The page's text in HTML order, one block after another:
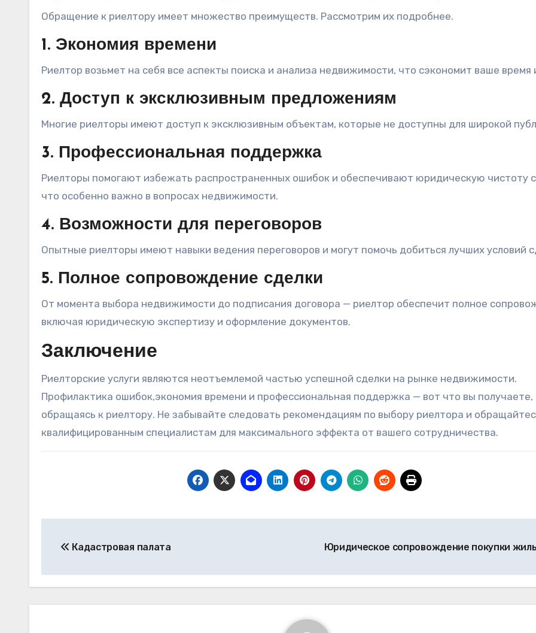
Обращение к риелтору имеет множество преимуществ. Рассмотрим их подробнее.
1. Экономия времени
Риелтор возьмет на себя все аспекты поиска и анализа недвижимости, что сэкономит ваше время
2. Доступ к эксклюзивным предложениям
Многие риелторы имеют доступ к эксклюзивным объектам, которые не доступны для широкой
3. Профессиональная поддержка
Риелторы помогают избежать распространенных ошибок и обеспечивают юридическую чистоту
что особенно важно в вопросах недвижимости.
4. Возможности для переговоров
Опытные риелторы имеют навыки ведения переговоров и могут помочь добиться лучших условий
5. Полное сопровождение сделки
От момента выбора недвижимости до подписания договора — риелтор обеспечит полное
включая юридическую экспертизу и оформление документов.
Заключение
Риелторские услуги являются неотъемлемой частью успешной сделки на рынке недвижимости.
Профилактика ошибок,экономия времени и профессиональная поддержка — вот что вы получаете,
обращаясь к риелтору. Не забывайте следовать рекомендациям по выбору риелтора и
квалифицированным специалистам для максимального эффекта от вашего сотрудничества.
по
записям
Кадастровая палата Юридическое сопровождение покупки